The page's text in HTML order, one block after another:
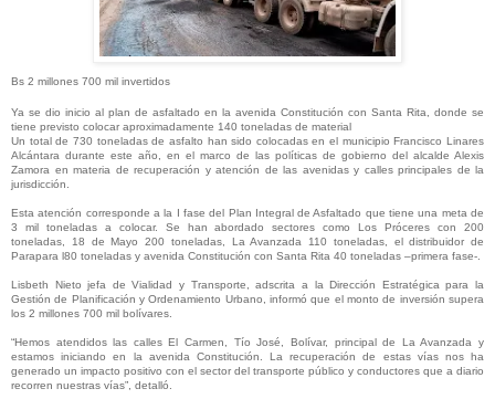
Bs 2 millones 700 mil invertidos
Ya se dio inicio al plan de asfaltado en la avenida Constitución con Santa Rita, donde se
tiene previsto colocar aproximadamente 140 toneladas de material
Un total de 730 toneladas de asfalto han sido colocadas en el municipio Francisco Linares
Alcántara durante este año, en el marco de las políticas de gobierno del alcalde Alexis
Zamora en materia de recuperación y atención de las avenidas y calles principales de la
jurisdicción.
Esta atención corresponde a la I fase del Plan Integral de Asfaltado que tiene una meta de
3 mil toneladas a colocar. Se han abordado sectores como Los Próceres con 200
toneladas, 18 de Mayo 200 toneladas, La Avanzada 110 toneladas, el distribuidor de
Parapara l80 toneladas y avenida Constitución con Santa Rita 40 toneladas –primera fase-.
Lisbeth Nieto jefa de Vialidad y Transporte, adscrita a la Dirección Estratégica para la
Gestión de Planificación y Ordenamiento Urbano, informó que el monto de inversión supera
los 2 millones 700 mil bolívares.
“Hemos atendidos las calles El Carmen, Tío José, Bolívar, principal de La Avanzada y
estamos iniciando en la avenida Constitución. La recuperación de estas vías nos ha
generado un impacto positivo con el sector del transporte público y conductores que a diario
recorren nuestras vías”, detalló.